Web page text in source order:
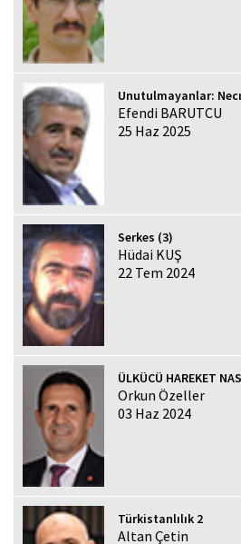
Unutulmayanlar:
Efendi BARUTCU
25 Haz 2025
Serkes (3)
Hüdai KUŞ
22 Tem 2024
ÜLKÜCÜ HAREKET
Orkun Özeller
03 Haz 2024
Türkistanlılık 2
Altan Çetin